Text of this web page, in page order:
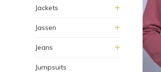
Jackets
Jassen
Jeans
Jumpsuits